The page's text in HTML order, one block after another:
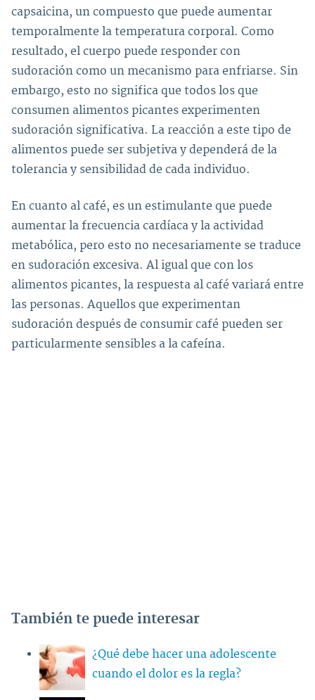
capsaicina, un compuesto que puede aumentar
temporalmente la temperatura corporal. Como
resultado, el cuerpo puede responder con
sudoración como un mecanismo para enfriarse. Sin
embargo, esto no significa que todos los que
consumen alimentos picantes experimenten
sudoración significativa. La reacción a este tipo de
alimentos puede ser subjetiva y dependerá de la
tolerancia y sensibilidad de cada individuo.
En cuanto al café, es un estimulante que puede
aumentar la frecuencia cardíaca y la actividad
metabólica, pero esto no necesariamente se traduce
en sudoración excesiva. Al igual que con los
alimentos picantes, la respuesta al café variará entre
las personas. Aquellos que experimentan
sudoración después de consumir café pueden ser
particularmente sensibles a la cafeína.
También te puede interesar
¿Qué debe hacer una adolescente
cuando el dolor es la regla?